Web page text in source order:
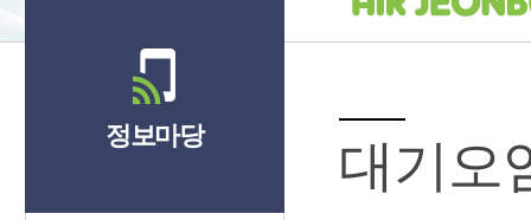
정보마당 대기오